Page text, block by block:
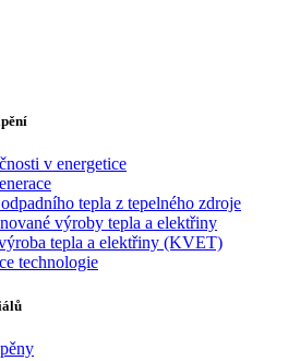
v energetice
tepla z tepelného zdroje
výroby tepla a elektřiny
tepla a elektřiny (KVET)
technologie